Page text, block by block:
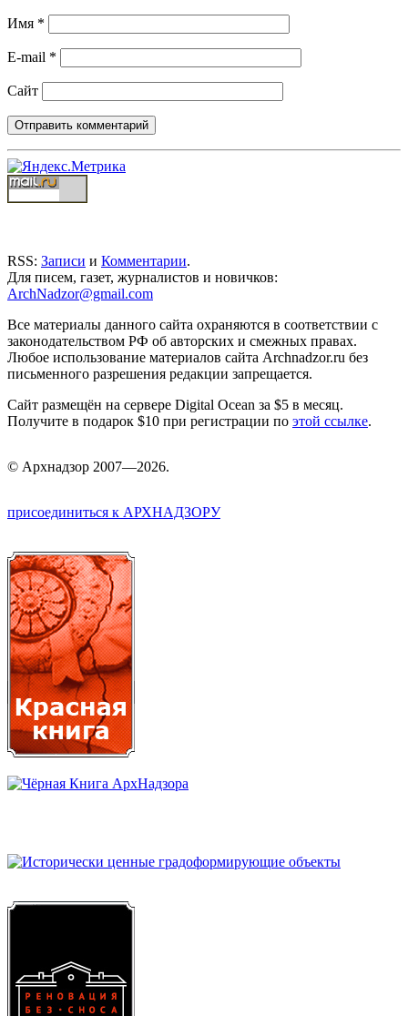
Имя *
E-mail *
Сайт
RSS: Записи и Комментарии.
Для писем, газет, журналистов и новичков:
ArchNadzor@gmail.com
Все материалы данного сайта охраняются в соответствии с
законодательством РФ об авторских и смежных правах.
Любое использование материалов сайта Archnadzor.ru без
письменного разрешения редакции запрещается.
Сайт размещён на сервере Digital Ocean за $5 в месяц.
Получите в подарок $10 при регистрации по этой ссылке.
© Архнадзор 2007—2026.
присоединиться к АРХНАДЗОРУ